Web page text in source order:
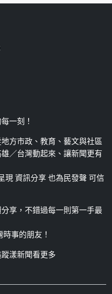
一刻！
方市政、教育、藝文與社區
／台灣動起來、讓新聞更有
現 資訊分享 也為民發聲 可信
享，不錯過每一則第一手最
事的朋友！
漾新聞看更多